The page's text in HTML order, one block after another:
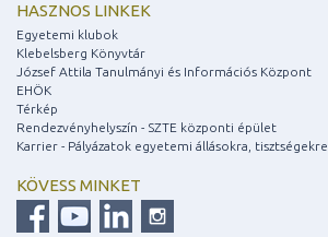
HASZNOS LINKEK
Egyetemi klubok
Klebelsberg Könyvtár
József Attila Tanulmányi és Információs Központ
EHÖK
Térkép
Rendezvényhelyszín - SZTE központi épület
Karrier - Pályázatok egyetemi állásokra, tisztségekre
KÖVESS MINKET